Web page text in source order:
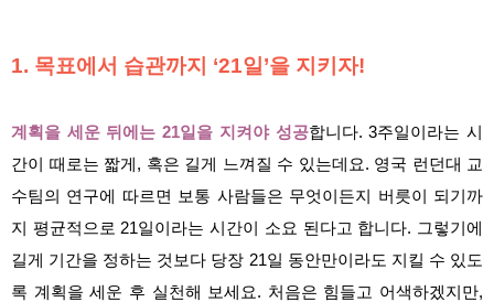
1. 목표에서 습관까지 ‘21일’을 지키자!
계획을 세운 뒤에는 21일을 지켜야 성공합니다. 3주일이라는 시
간이 때로는 짧게, 혹은 길게 느껴질 수 있는데요. 영국 런던대 교
수팀의 연구에 따르면 보통 사람들은 무엇이든지 버릇이 되기까
지 평균적으로 21일이라는 시간이 소요 된다고 합니다. 그렇기에
길게 기간을 정하는 것보다 당장 21일 동안만이라도 지킬 수 있도
록 계획을 세운 후 실천해 보세요. 처음은 힘들고 어색하겠지만,